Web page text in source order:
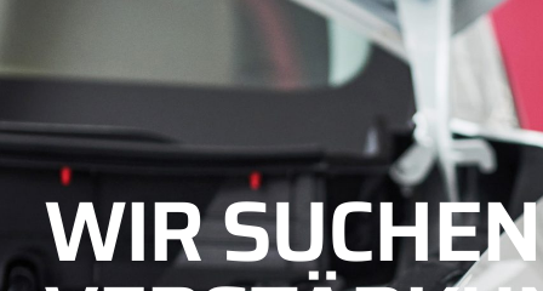
WIR SUCHEN